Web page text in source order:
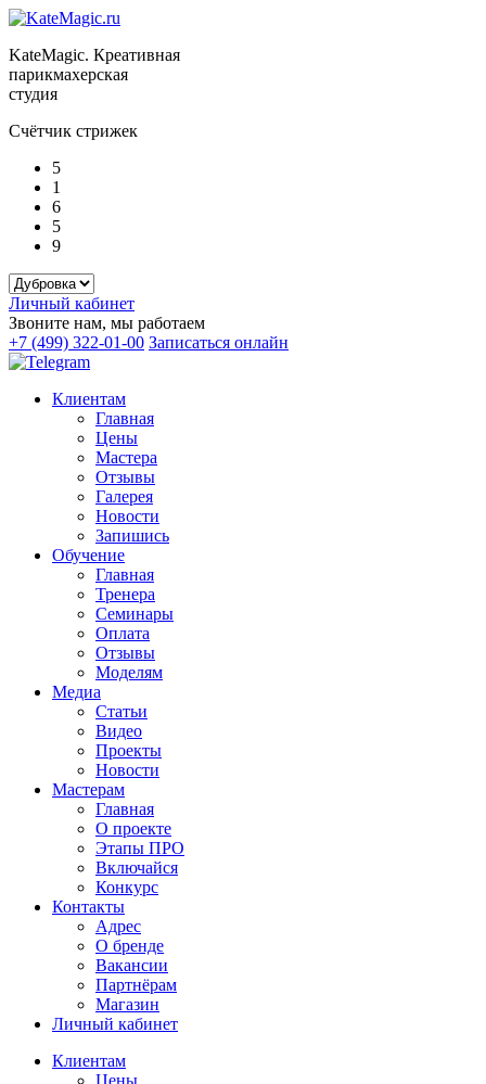
KateMagic. Креативная
парикмахерская
студия
Счётчик стрижек
5
1
6
5
9
Личный кабинет
Звоните нам, мы работаем
+7 (499) 322-01-00 Записаться онлайн
Клиентам
Главная
Цены
Мастера
Отзывы
Галерея
Новости
Запишись
Обучение
Главная
Тренера
Семинары
Оплата
Отзывы
Моделям
Медиа
Статьи
Видео
Проекты
Новости
Мастерам
Главная
О проекте
Этапы ПРО
Включайся
Конкурс
Контакты
Адрес
О бренде
Вакансии
Партнёрам
Магазин
Личный кабинет
Клиентам
Цены